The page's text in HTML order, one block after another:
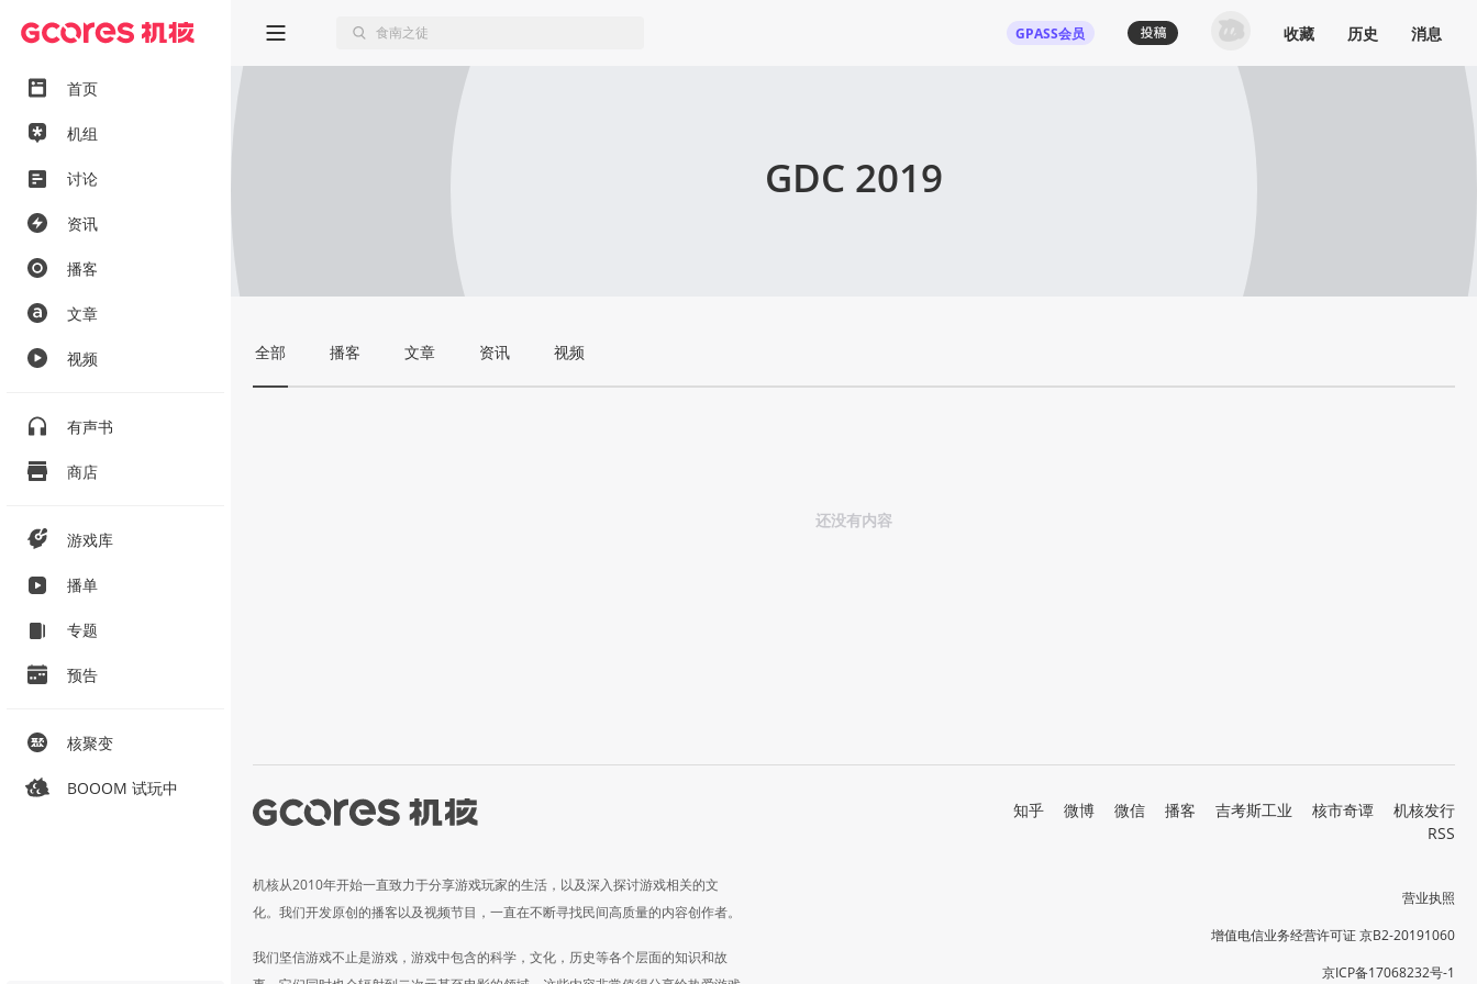
首页
机组
讨论
资讯
播客
文章
视频
有声书
商店
游戏库
播单
专题
预告
核聚变
BOOOM 试玩中
GPASS会员 收藏 历史 消息
GDC 2019
全部 播客 文章 资讯 视频
还没有内容
机核从2010年开始一直致力于分享游戏玩家的生活，以及深入探讨游戏相关的文
化。我们开发原创的播客以及视频节目，一直在不断寻找民间高质量的内容创作者。
我们坚信游戏不止是游戏，游戏中包含的科学，文化，历史等各个层面的知识和故
知乎 微博 微信 播客 吉考斯工业 核市奇谭
机核发行
RSS
营业执照
增值电信业务经营许可证 京B2-20191060
京ICP备17068232号-1